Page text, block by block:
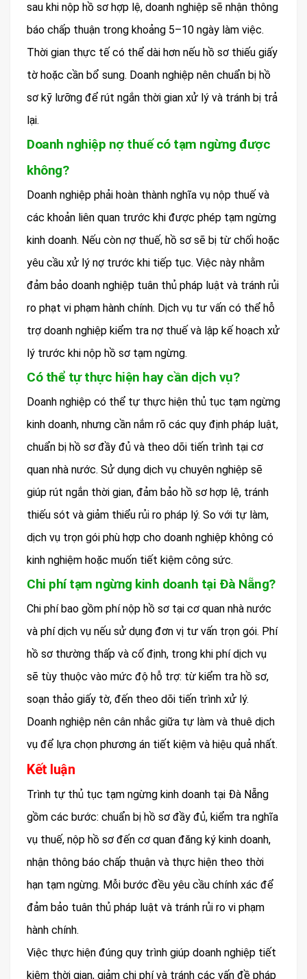
sau khi nộp hồ sơ hợp lệ, doanh nghiệp sẽ nhận thông
báo chấp thuận trong khoảng 5–10 ngày làm việc.
Thời gian thực tế có thể dài hơn nếu hồ sơ thiếu giấy
tờ hoặc cần bổ sung. Doanh nghiệp nên chuẩn bị hồ
sơ kỹ lưỡng để rút ngắn thời gian xử lý và tránh bị trả
lại.
Doanh nghiệp nợ thuế có tạm ngừng được
không?
Doanh nghiệp phải hoàn thành nghĩa vụ nộp thuế và
các khoản liên quan trước khi được phép tạm ngừng
kinh doanh. Nếu còn nợ thuế, hồ sơ sẽ bị từ chối hoặc
yêu cầu xử lý nợ trước khi tiếp tục. Việc này nhằm
đảm bảo doanh nghiệp tuân thủ pháp luật và tránh rủi
ro phạt vi phạm hành chính. Dịch vụ tư vấn có thể hỗ
trợ doanh nghiệp kiểm tra nợ thuế và lập kế hoạch xử
lý trước khi nộp hồ sơ tạm ngừng.
Có thể tự thực hiện hay cần dịch vụ?
Doanh nghiệp có thể tự thực hiện thủ tục tạm ngừng
kinh doanh, nhưng cần nắm rõ các quy định pháp luật,
chuẩn bị hồ sơ đầy đủ và theo dõi tiến trình tại cơ
quan nhà nước. Sử dụng dịch vụ chuyên nghiệp sẽ
giúp rút ngắn thời gian, đảm bảo hồ sơ hợp lệ, tránh
thiếu sót và giảm thiểu rủi ro pháp lý. So với tự làm,
dịch vụ trọn gói phù hợp cho doanh nghiệp không có
kinh nghiệm hoặc muốn tiết kiệm công sức.
Chi phí tạm ngừng kinh doanh tại Đà Nẵng?
Chi phí bao gồm phí nộp hồ sơ tại cơ quan nhà nước
và phí dịch vụ nếu sử dụng đơn vị tư vấn trọn gói. Phí
hồ sơ thường thấp và cố định, trong khi phí dịch vụ
sẽ tùy thuộc vào mức độ hỗ trợ: từ kiểm tra hồ sơ,
soạn thảo giấy tờ, đến theo dõi tiến trình xử lý.
Doanh nghiệp nên cân nhắc giữa tự làm và thuê dịch
vụ để lựa chọn phương án tiết kiệm và hiệu quả nhất.
Kết luận
Trình tự thủ tục tạm ngừng kinh doanh tại Đà Nẵng
gồm các bước: chuẩn bị hồ sơ đầy đủ, kiểm tra nghĩa
vụ thuế, nộp hồ sơ đến cơ quan đăng ký kinh doanh,
nhận thông báo chấp thuận và thực hiện theo thời
hạn tạm ngừng. Mỗi bước đều yêu cầu chính xác để
đảm bảo tuân thủ pháp luật và tránh rủi ro vi phạm
hành chính.
Việc thực hiện đúng quy trình giúp doanh nghiệp tiết
kiệm thời gian, giảm chi phí và tránh các vấn đề pháp